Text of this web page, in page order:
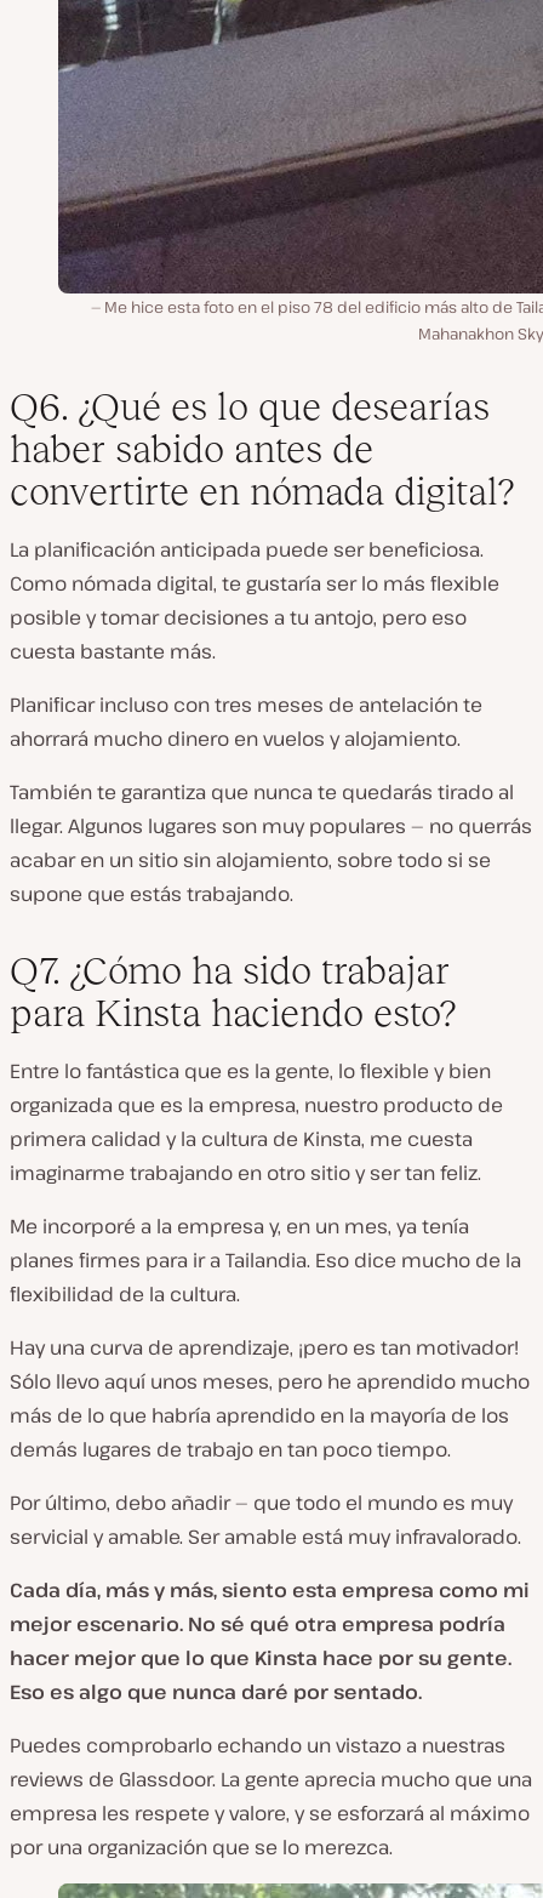
Me hice esta foto en el piso 78 del edificio más alto de
Mahanakhon
Q6. ¿Qué es lo que desearías
haber sabido antes de
convertirte en nómada digital?
La planificación anticipada puede ser beneficiosa.
Como nómada digital, te gustaría ser lo más flexible
posible y tomar decisiones a tu antojo, pero eso
cuesta bastante más.
Planificar incluso con tres meses de antelación te
ahorrará mucho dinero en vuelos y alojamiento.
También te garantiza que nunca te quedarás tirado al
llegar. Algunos lugares son muy populares — no querrás
acabar en un sitio sin alojamiento, sobre todo si se
supone que estás trabajando.
Q7. ¿Cómo ha sido trabajar
para Kinsta haciendo esto?
Entre lo fantástica que es la gente, lo flexible y bien
organizada que es la empresa, nuestro producto de
primera calidad y la cultura de Kinsta, me cuesta
imaginarme trabajando en otro sitio y ser tan feliz.
Me incorporé a la empresa y, en un mes, ya tenía
planes firmes para ir a Tailandia. Eso dice mucho de la
flexibilidad de la cultura.
Hay una curva de aprendizaje, ¡pero es tan motivador!
Sólo llevo aquí unos meses, pero he aprendido mucho
más de lo que habría aprendido en la mayoría de los
demás lugares de trabajo en tan poco tiempo.
Por último, debo añadir — que todo el mundo es muy
servicial y amable. Ser amable está muy infravalorado.
Cada día, más y más, siento esta empresa como mi
mejor escenario. No sé qué otra empresa podría
hacer mejor que lo que Kinsta hace por su gente.
Eso es algo que nunca daré por sentado.
Puedes comprobarlo echando un vistazo a nuestras
reviews de Glassdoor. La gente aprecia mucho que una
empresa les respete y valore, y se esforzará al máximo
por una organización que se lo merezca.